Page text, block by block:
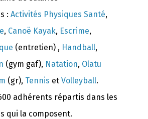
: Activités Physiques Santé,
, Canoë Kayak, Escrime,
(entretien) , Handball,
(gym gaf), Natation, Olatu
(gr), Tennis et Volleyball.
adhérents répartis dans les
qui la composent.